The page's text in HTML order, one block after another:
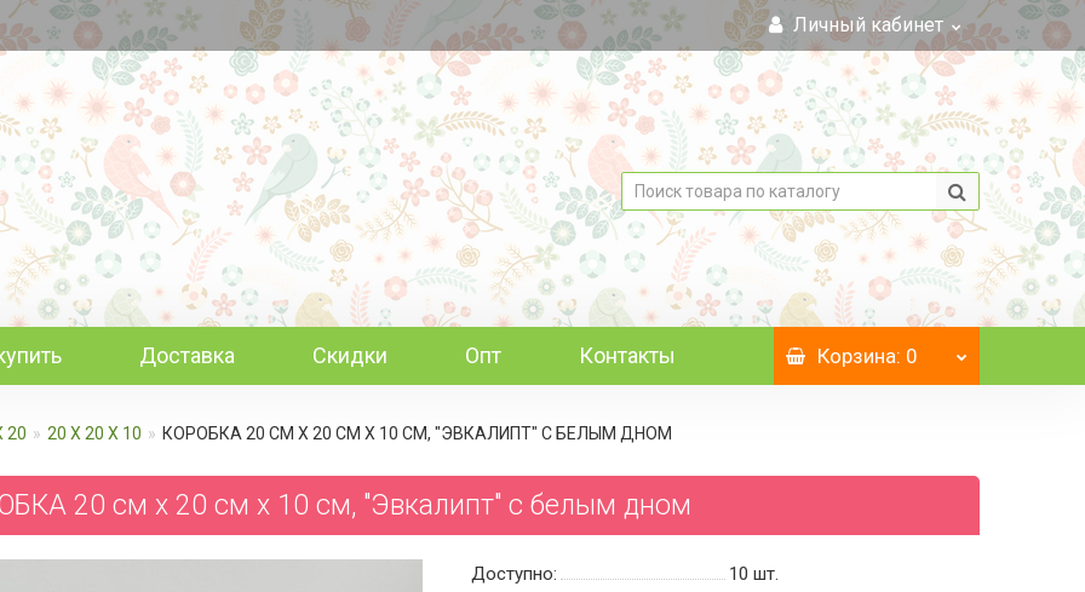
Личный кабинет
Доставка Скидки Опт Контакты Корзина: 0
20 20 Х 20 Х 10 КОРОБКА 20 СМ Х 20 СМ Х 10 СМ, "ЭВКАЛИПТ" С БЕЛЫМ ДНОМ
20 см х 20 см х 10 см, "Эвкалипт" с белым дном
Доступно: 10 шт.